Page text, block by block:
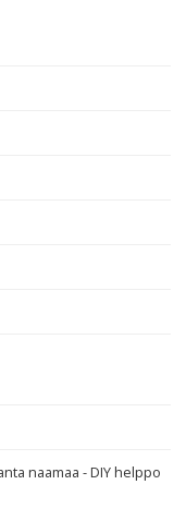
naamaa - DIY helppo